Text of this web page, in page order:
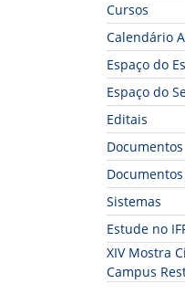
Cursos
Calendário
Espaço do
Espaço do
Editais
Documentos
Sistemas
Estude no
XIV Mostra
Campus